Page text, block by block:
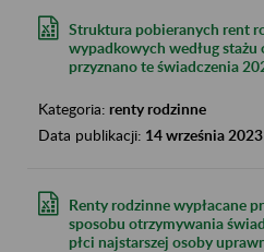
Struktura pobieranych rent
wypadkowych według stażu
przyznano te świadczenia
Kategoria: renty rodzinne
Data publikacji: 14 września 2023
Renty rodzinne wypłacane
sposobu otrzymywania
płci najstarszej osoby